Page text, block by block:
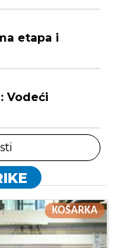
etapa i
Vodeći
KOŠARKA